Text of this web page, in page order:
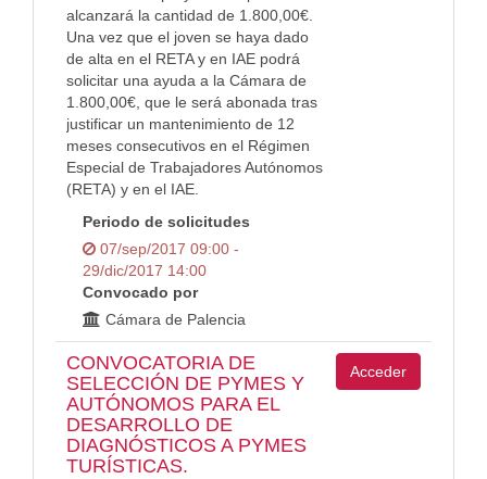
alcanzará la cantidad de 1.800,00€.
Una vez que el joven se haya dado
de alta en el RETA y en IAE podrá
solicitar una ayuda a la Cámara de
1.800,00€, que le será abonada tras
justificar un mantenimiento de 12
meses consecutivos en el Régimen
Especial de Trabajadores Autónomos
(RETA) y en el IAE.
Periodo de solicitudes
07/sep/2017 09:00 -
29/dic/2017 14:00
Convocado por
Cámara de Palencia
CONVOCATORIA DE
SELECCIÓN DE PYMES Y
AUTÓNOMOS PARA EL
DESARROLLO DE
DIAGNÓSTICOS A PYMES
TURÍSTICAS.
Acceder